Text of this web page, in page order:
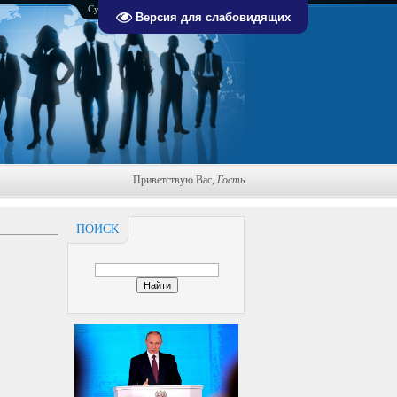
Версия для слабовидящих
Суббота, 08.08.2026, 21:52
Приветствую Вас, Гость
ПОИСК